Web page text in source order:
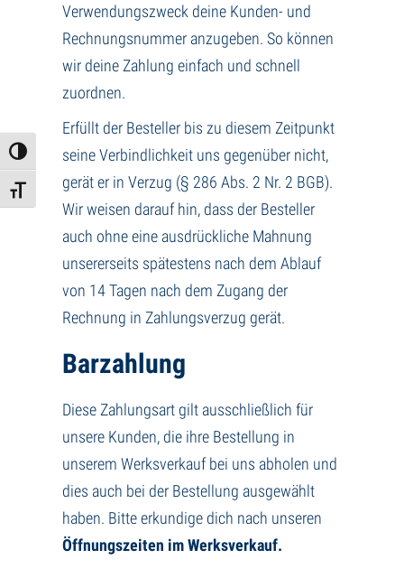
Umschalten auf hohe Kontraste
Schrift vergrößern
Verwendungszweck deine Kunden- und
Rechnungsnummer anzugeben. So können
wir deine Zahlung einfach und schnell
zuordnen.
Erfüllt der Besteller bis zu diesem Zeitpunkt
seine Verbindlichkeit uns gegenüber nicht,
gerät er in Verzug (§ 286 Abs. 2 Nr. 2 BGB).
Wir weisen darauf hin, dass der Besteller
auch ohne eine ausdrückliche Mahnung
unsererseits spätestens nach dem Ablauf
von 14 Tagen nach dem Zugang der
Rechnung in Zahlungsverzug gerät.
Barzahlung
Diese Zahlungsart gilt ausschließlich für
unsere Kunden, die ihre Bestellung in
unserem Werksverkauf bei uns abholen und
dies auch bei der Bestellung ausgewählt
haben. Bitte erkundige dich nach unseren
Öffnungszeiten im Werksverkauf.